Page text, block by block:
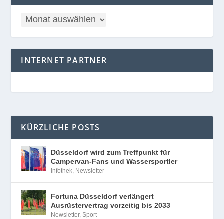
INTERNET PARTNER
KÜRZLICHE POSTS
Düsseldorf wird zum Treffpunkt für
Campervan-Fans und Wassersportler
Infothek Newsletter
Fortuna Düsseldorf verlängert
Ausrüstervertrag vorzeitig bis 2033
Newsletter,Sport